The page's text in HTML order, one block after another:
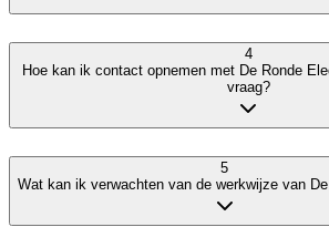
4
Hoe kan ik contact opnemen met De Ronde
vraag?
5
Wat kan ik verwachten van de werkwijze van